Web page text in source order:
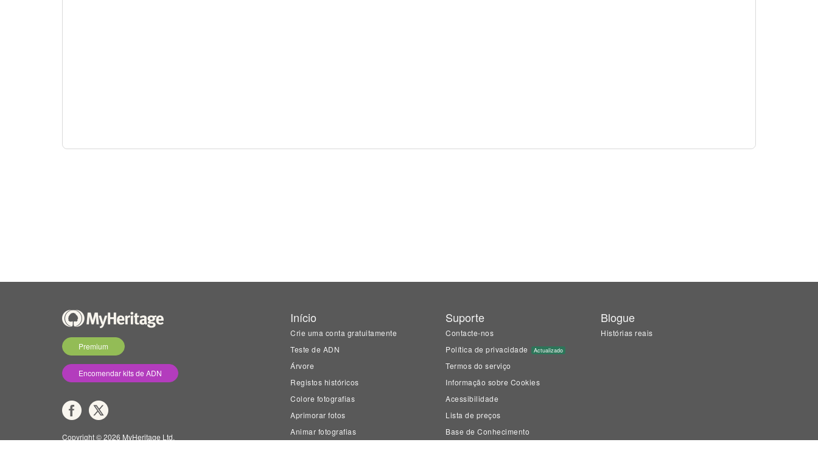
Premium
Encomendar kits de ADN
Copyright © 2026 MyHeritage Ltd.
Início
Crie uma conta gratuitamente
Teste de ADN
Árvore
Registos históricos
Colore fotografias
Aprimorar fotos
Animar fotografias
Suporte
Contacte-nos
Política de privacidade
Actualizado
Termos do serviço
Informação sobre Cookies
Acessibilidade
Lista de preços
Base de Conhecimento
Blogue
Histórias reais